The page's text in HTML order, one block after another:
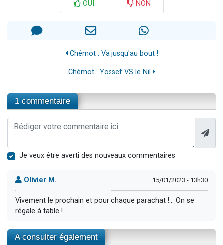
OUI NON
Chémot : Va jusqu'au bout !
Chémot : Yossef VS le Nil
1 commentaire
Je veux être averti des nouveaux commentaires
Olivier M. 15/01/2023 - 13h30
Vivement le prochain et pour chaque parachat !… On se
régale à table !…
A consulter également